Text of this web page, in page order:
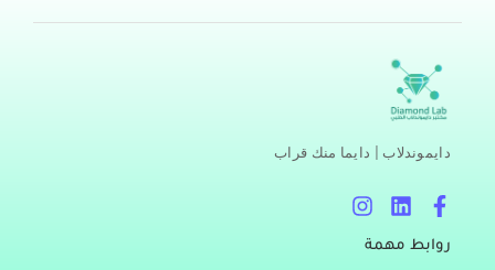
دايموندلاب | دايما منك قراب
F
a
c
L
i
n
I
n
روابط مهمة